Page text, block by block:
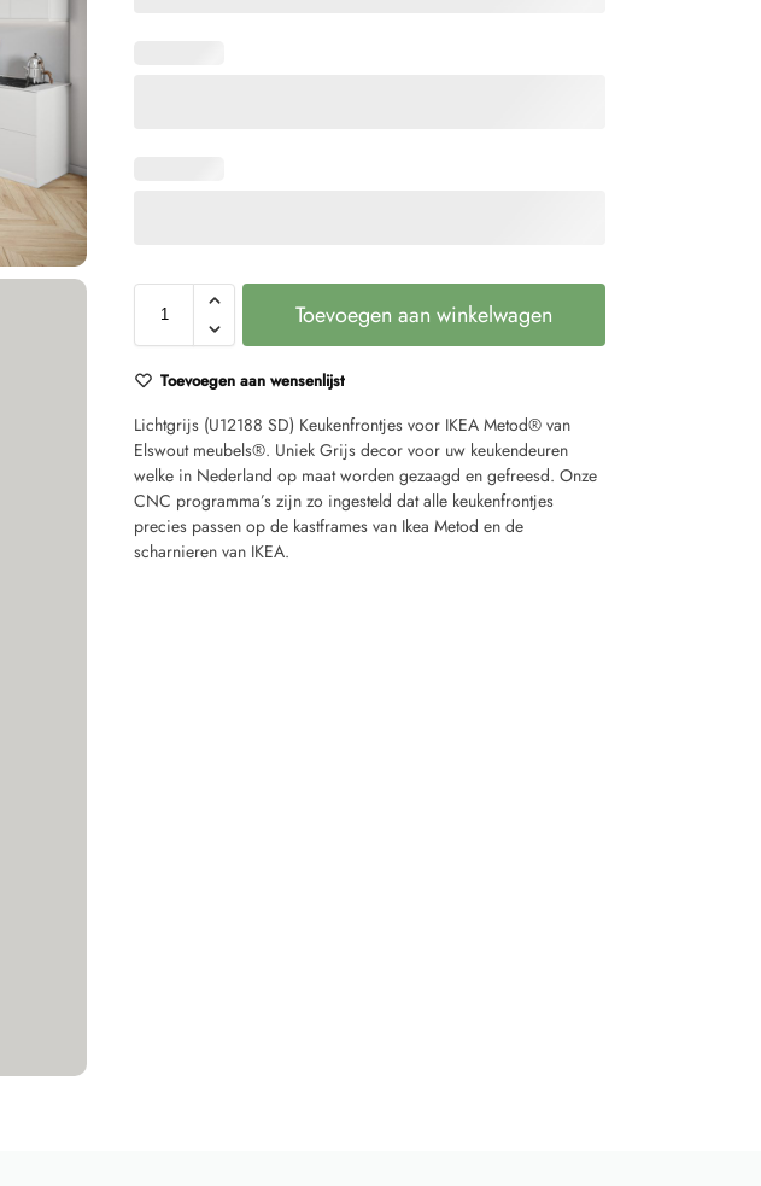
Toevoegen aan winkelwagen
Toevoegen aan wensenlijst
Lichtgrijs (U12188 SD) Keukenfrontjes voor IKEA Metod® van
Elswout meubels®. Uniek Grijs decor voor uw keukendeuren
welke in Nederland op maat worden gezaagd en gefreesd. Onze
CNC programma’s zijn zo ingesteld dat alle keukenfrontjes
precies passen op de kastframes van Ikea Metod en de
scharnieren van IKEA.